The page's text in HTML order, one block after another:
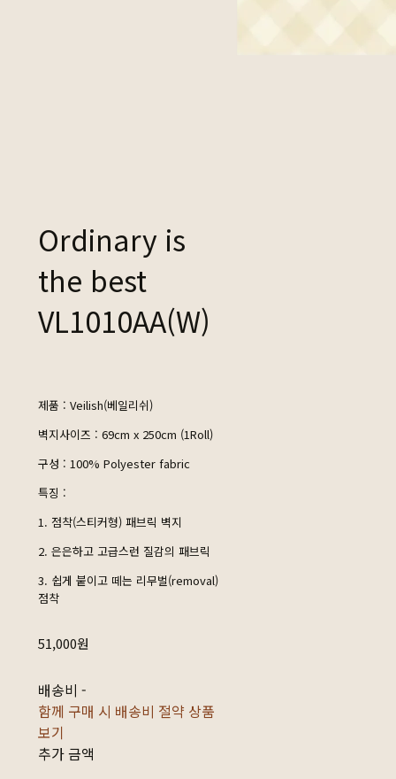
Ordinary is
the best
VL1010AA(W)
제품 : Veilish(베일리쉬)
벽지사이즈 : 69cm x 250cm (1Roll)
구성 : 100% Polyester fabric
특징 :
1. 점착(스티커형) 패브릭 벽지
2. 은은하고 고급스런 질감의 패브릭
3. 쉽게 붙이고 떼는 리무벌(removal)
점착
51,000원
배송비 -
함께 구매 시 배송비 절약 상품
보기
추가 금액